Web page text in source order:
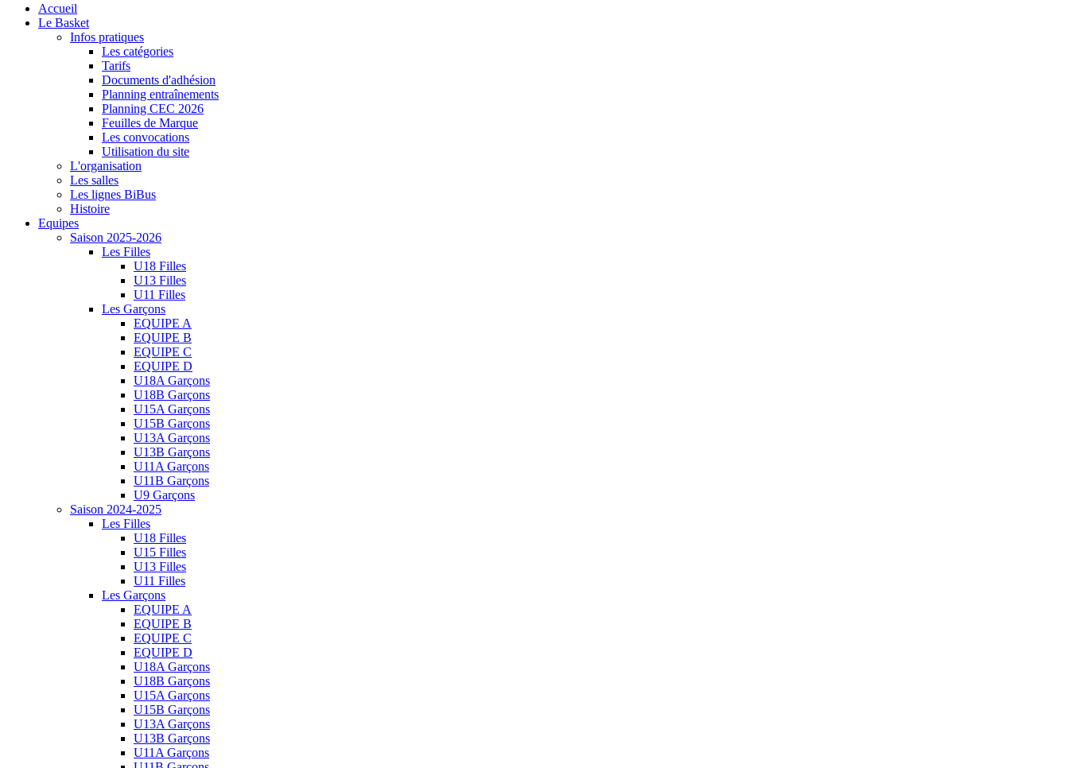
Accueil
Le Basket
Infos pratiques
Les catégories
Tarifs
Documents d'adhésion
Planning entraînements
Planning CEC 2026
Feuilles de Marque
Les convocations
Utilisation du site
L'organisation
Les salles
Les lignes BiBus
Histoire
Equipes
Saison 2025-2026
Les Filles
U18 Filles
U13 Filles
U11 Filles
Les Garçons
EQUIPE A
EQUIPE B
EQUIPE C
EQUIPE D
U18A Garçons
U18B Garçons
U15A Garçons
U15B Garçons
U13A Garçons
U13B Garçons
U11A Garçons
U11B Garçons
U9 Garçons
Saison 2024-2025
Les Filles
U18 Filles
U15 Filles
U13 Filles
U11 Filles
Les Garçons
EQUIPE A
EQUIPE B
EQUIPE C
EQUIPE D
U18A Garçons
U18B Garçons
U15A Garçons
U15B Garçons
U13A Garçons
U13B Garçons
U11A Garçons